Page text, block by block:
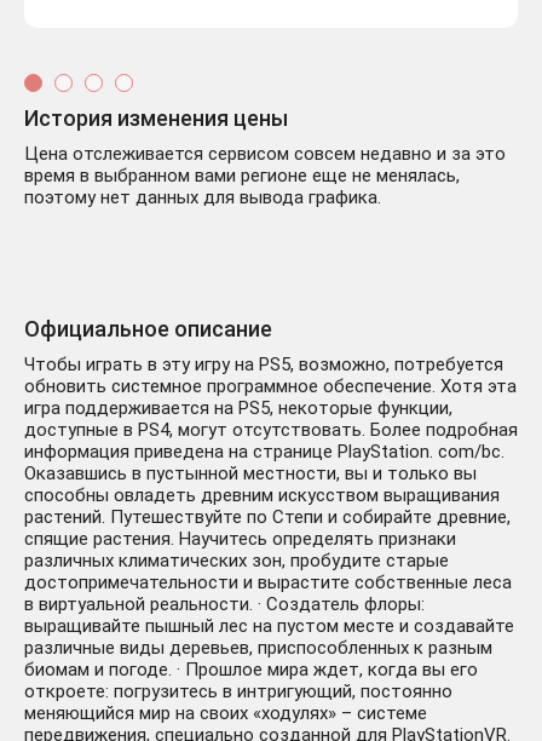
История изменения цены
Цена отслеживается сервисом совсем недавно и за это
время в выбранном вами регионе еще не менялась,
поэтому нет данных для вывода графика.
Официальное описание
Чтобы играть в эту игру на PS5, возможно, потребуется
обновить системное программное обеспечение. Хотя эта
игра поддерживается на PS5, некоторые функции,
доступные в PS4, могут отсутствовать. Более подробная
информация приведена на странице PlayStation. com/bc.
Оказавшись в пустынной местности, вы и только вы
способны овладеть древним искусством выращивания
растений. Путешествуйте по Степи и собирайте древние,
спящие растения. Научитесь определять признаки
различных климатических зон, пробудите старые
достопримечательности и вырастите собственные леса
в виртуальной реальности. · Создатель флоры:
выращивайте пышный лес на пустом месте и создавайте
различные виды деревьев, приспособленных к разным
биомам и погоде. · Прошлое мира ждет, когда вы его
откроете: погрузитесь в интригующий, постоянно
меняющийся мир на своих «ходулях» – системе
передвижения, специально созданной для PlayStationVR.